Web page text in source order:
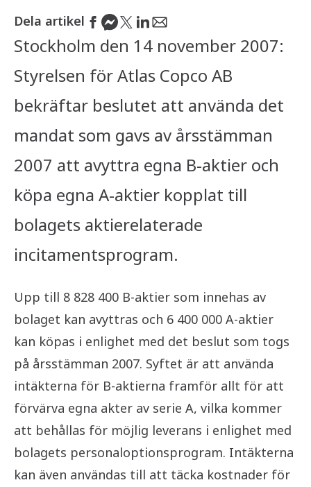
Dela artikel
Stockholm den 14 november 2007:
Styrelsen för Atlas Copco AB
bekräftar beslutet att använda det
mandat som gavs av årsstämman
2007 att avyttra egna B-aktier och
köpa egna A-aktier kopplat till
bolagets aktierelaterade
incitamentsprogram.
Upp till 8 828 400 B-aktier som innehas av
bolaget kan avyttras och 6 400 000 A-aktier
kan köpas i enlighet med det beslut som togs
på årsstämman 2007. Syftet är att använda
intäkterna för B-aktierna framför allt för att
förvärva egna akter av serie A, vilka kommer
att behållas för möjlig leverans i enlighet med
bolagets personaloptionsprogram. Intäkterna
kan även användas till att täcka kostnader för